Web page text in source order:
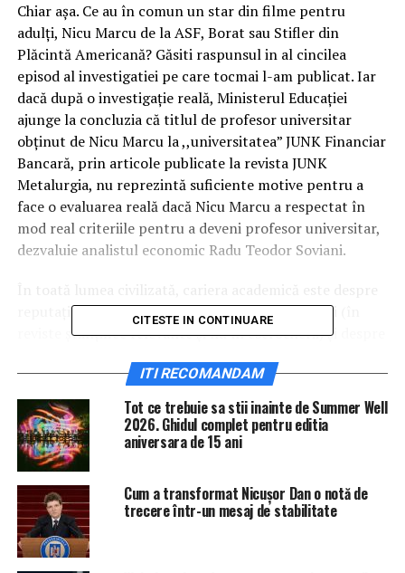
Chiar așa. Ce au în comun un star din filme pentru
adulți, Nicu Marcu de la ASF, Borat sau Stifler din
Plăcintă Americană? Găsiti raspunsul in al cincilea
episod al investigatiei pe care tocmai l-am publicat. Iar
dacă după o investigație reală, Ministerul Educației
ajunge la concluzia că titlul de profesor universitar
obținut de Nicu Marcu la ,,universitatea” JUNK Financiar
Bancară, prin articole publicate la revista JUNK
Metalurgia, nu reprezintă suficiente motive pentru a
face o evaluarea reală dacă Nicu Marcu a respectat în
mod real criteriile pentru a deveni profesor universitar,
dezvaluie analistul economic Radu Teodor Soviani.
reputație ireproșabilă, despre cât de mult publici (în
reviste științifice relevante și nu în escrocherii) și despre
științifică. Judecând după acest criteriu și după cariera
academică a lui Nicu Marcu, rezultă că în România nu
este așa. Cazurile Nicu Și Tanța.
Ei sunt produsele didactice care și-au obținut în 2011
titlurile de profesor universitari de la o pseudo-
universitate, JUNK, intitulată pompos ,,Universitatea
Financiar-Bancară”. Nicu a obținut titlul și în baza a 11
articole publicate într-un singur an într-o revistă JUNK,
iar Tanța pe baza a nici nu mai contează a ce din
CITESTE IN CONTINUARE
ITI RECOMANDAM
Tot ce trebuie sa stii inainte de Summer Well
2026. Ghidul complet pentru editia
aniversara de 15 ani
Cum a transformat Nicușor Dan o notă de
trecere într-un mesaj de stabilitate